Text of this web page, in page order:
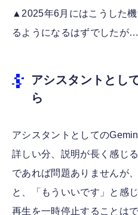
▲2025年6月にはこうした
るようになるはずでしたが
アシスタントとし
ら
アシスタントとしての
詳しい分、説明が長く感じ
であれば問題ありませんが
と、「もういいです」と感
再生を一時停止することは